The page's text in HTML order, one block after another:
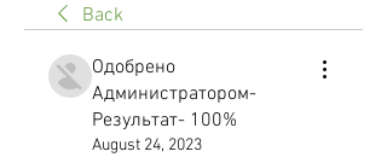
Back
Одобрено
Администратором-
Результат- 100%
August 24, 2023